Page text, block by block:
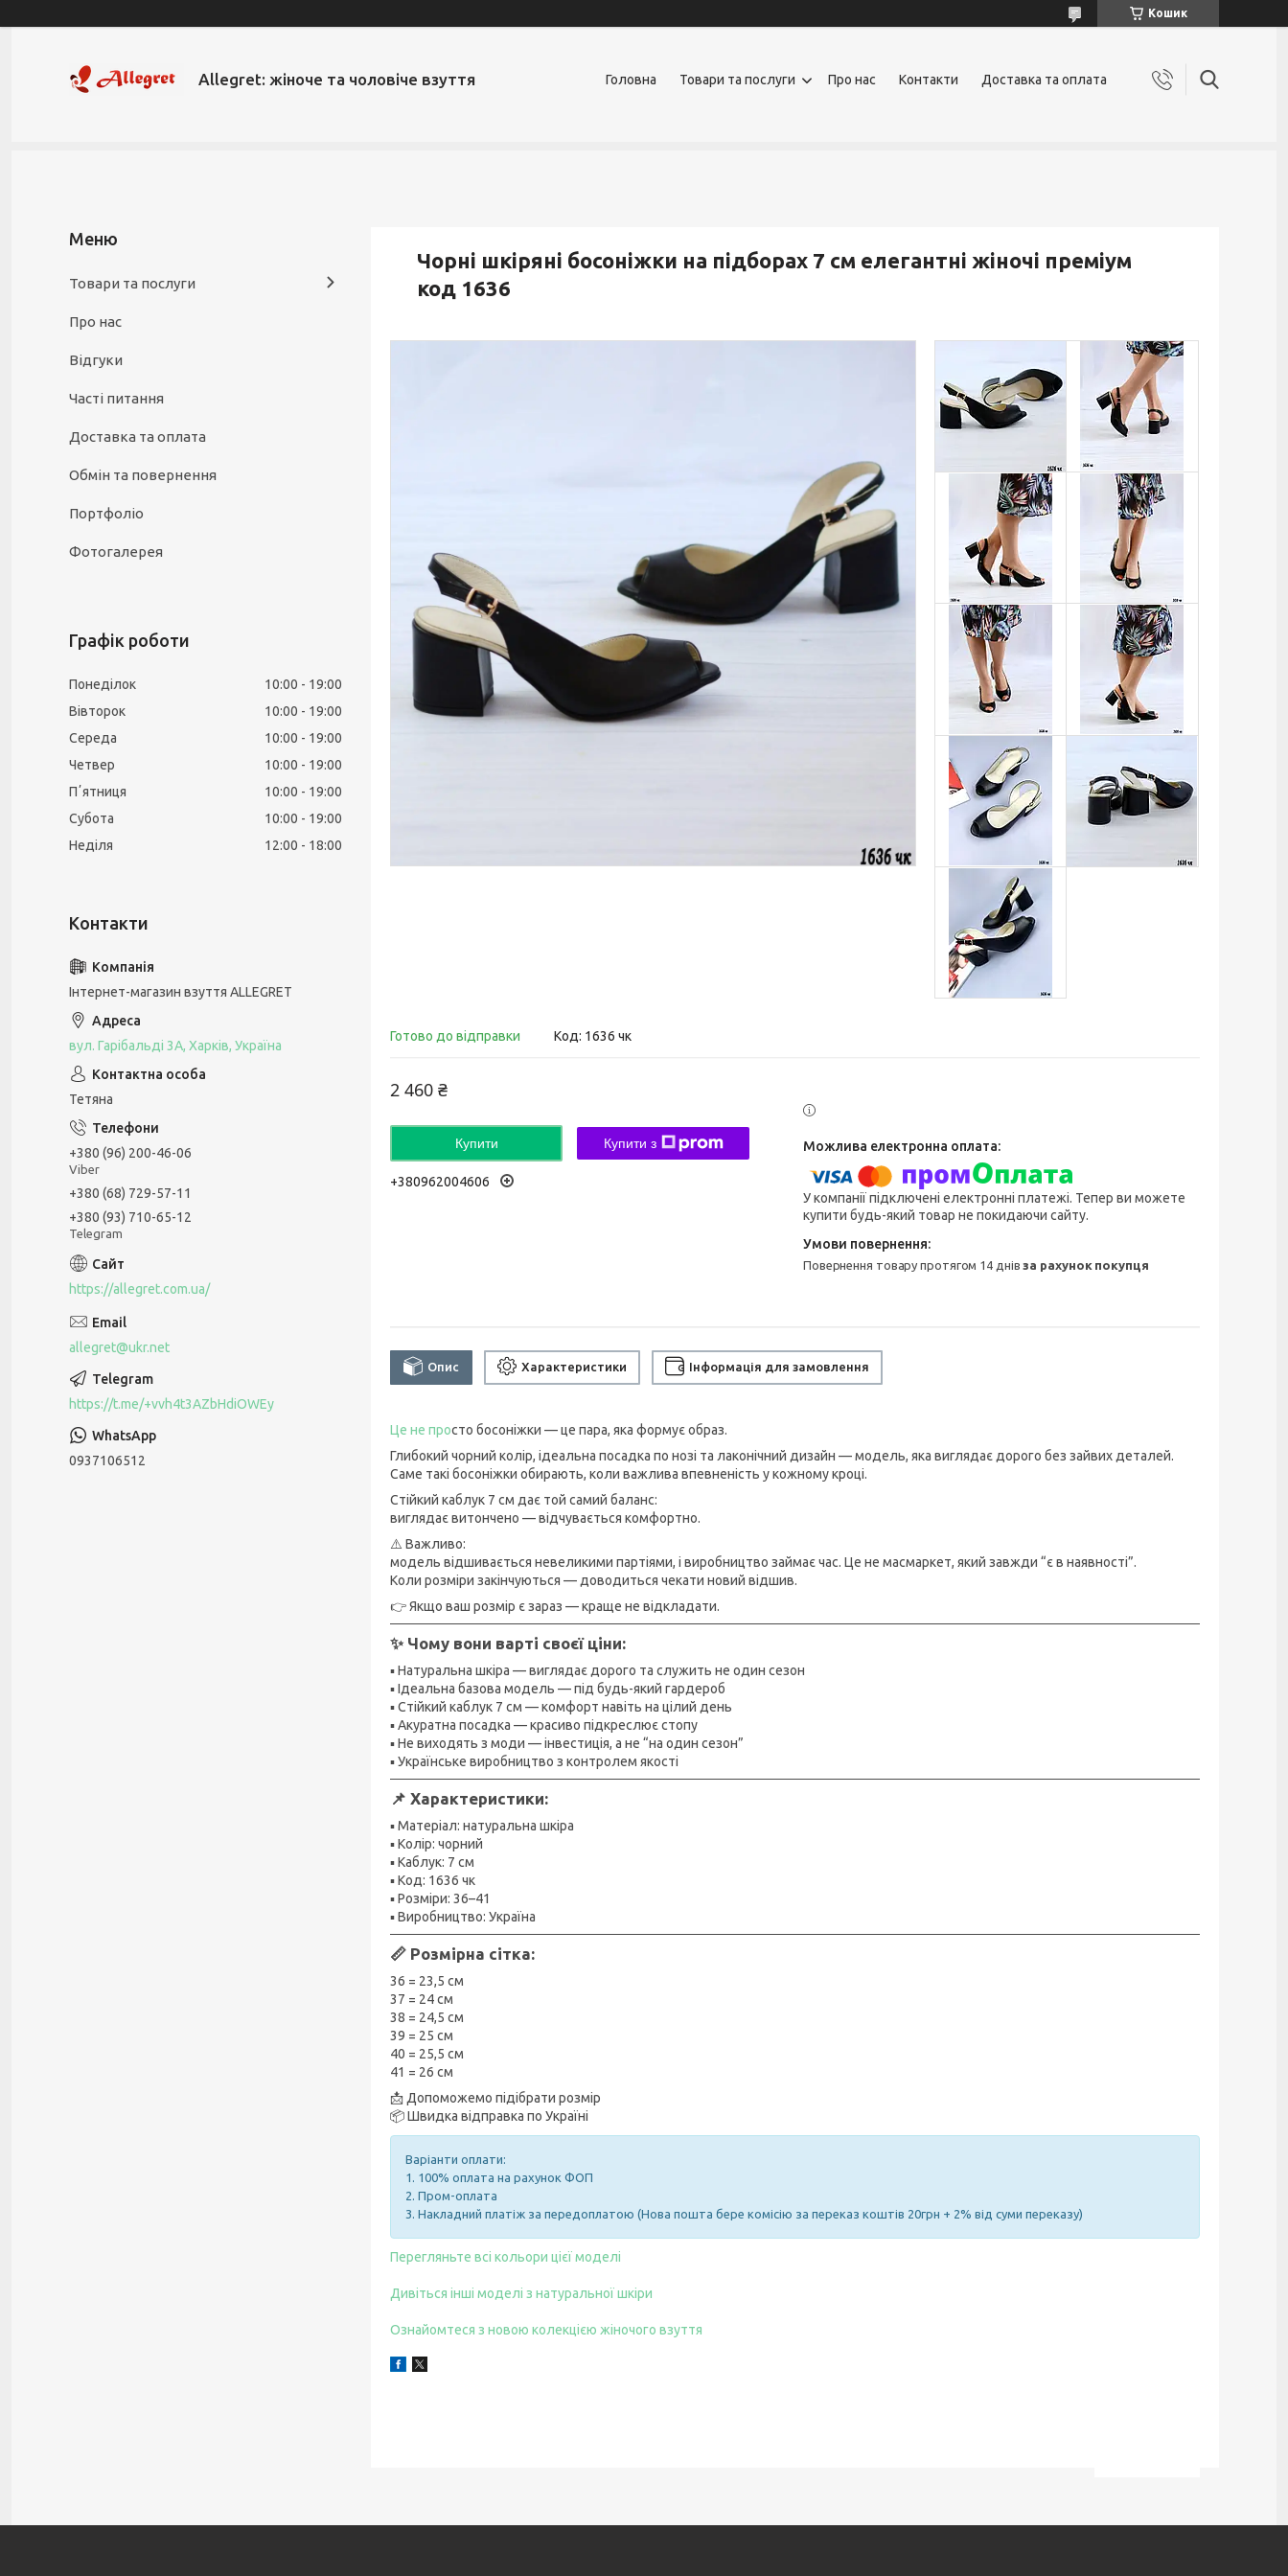
Кошик
Allegret: жіноче та чоловіче взуття Головна Товари та послуги Про нас Контакти Доставка та оплата
Чорні шкіряні босоніжки на підборах 7 см елегантні жіночі преміум
код 1636
Готово до відправки Код: 1636 чк
2 460 ₴
Купити Купити з
+380962004606
У компанії підключені електронні платежі. Тепер ви можете
купити будь-який товар не покидаючи сайту.
повернення товару протягом 14 днівза рахунок покупця
Опис Характеристики Інформація для замовлення
Це не просто босоніжки — це пара, яка формує образ.
Глибокий чорний колір, ідеальна посадка по нозі та лаконічний дизайн — модель, яка виглядає дорого без зайвих деталей.
Саме такі босоніжки обирають, коли важлива впевненість у кожному кроці.
Стійкий каблук 7 см дає той самий баланс:
виглядає витончено — відчувається комфортно.
⚠️ Важливо:
модель відшивається невеликими партіями, і виробництво займає час. Це не масмаркет, який завжди “є в наявності”.
Коли розміри закінчуються — доводиться чекати новий відшив.
👉 Якщо ваш розмір є зараз — краще не відкладати.
✨ Чому вони варті своєї ціни:
▪️ Натуральна шкіра — виглядає дорого та служить не один сезон
▪️ Ідеальна базова модель — під будь-який гардероб
▪️ Стійкий каблук 7 см — комфорт навіть на цілий день
▪️ Акуратна посадка — красиво підкреслює стопу
▪️ Не виходять з моди — інвестиція, а не “на один сезон”
▪️ Українське виробництво з контролем якості
📌 Характеристики:
▪️ Матеріал: натуральна шкіра
▪️ Колір: чорний
▪️ Каблук: 7 см
▪️ Код: 1636 чк
▪️ Розміри: 36–41
▪️ Виробництво: Україна
📏 Розмірна сітка:
36 = 23,5 см
37 = 24 см
38 = 24,5 см
39 = 25 см
40 = 25,5 см
41 = 26 см
📩 Допоможемо підібрати розмір
📦 Швидка відправка по Україні
Варіанти оплати:
1. 100% оплата на рахунок ФОП
2. Пром-оплата
3. Накладний платіж за передоплатою (Нова пошта бере комісію за переказ коштів 20грн + 2% від суми переказу)
Перегляньте всі кольори цієї моделі
Дивіться інші моделі з натуральної шкіри
Ознайомтеся з новою колекцією жіночого взуття
Товари та послуги
Про нас
Відгуки
Часті питання
Доставка та оплата
Обмін та повернення
Портфоліо
Фотогалерея
Графік роботи
Понеділок 10:00
19:00
Вівторок
10:00
19:00
Середа
10:00
19:00
Четвер
10:00
19:00
Пʼятниця
10:00
19:00
Субота
10:00
19:00
Неділя
12:00 18:00
Інтернет-магазин взуття ALLEGRET
вул. Гарібальді 3А, Харків, Україна
Тетяна
+380 (96) 200-46-06
Viber
+380 (68) 729-57-11
+380 (93) 710-65-12
Telegram
https://allegret.com.ua/
allegret@ukr.net
https://t.me/+vvh4t3AZbHdiOWEy
0937106512